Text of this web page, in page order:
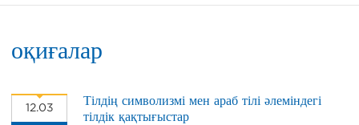
оқиғалар
12.03
Тілдің символизмі мен араб тілі әлеміндегі
тілдік қақтығыстар